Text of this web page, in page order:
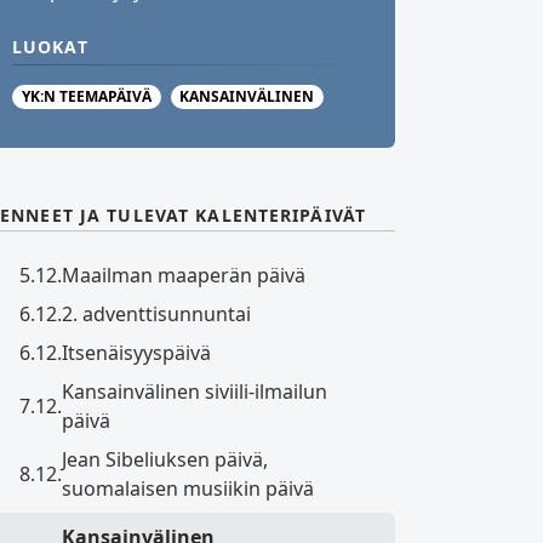
LUOKAT
YK:N TEEMAPÄIVÄ KANSAINVÄLINEN
JA TULEVAT KALENTERIPÄIVÄT
5.12.Maailman maaperän päivä
6.12.2. adventtisunnuntai
6.12.Itsenäisyyspäivä
7.12.
Kansainvälinen siviili-ilmailun
päivä
8.12.
Jean Sibeliuksen päivä,
suomalaisen musiikin päivä
Kansainvälinen